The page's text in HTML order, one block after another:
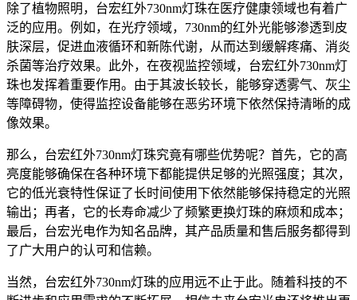
除了植物照明，台宏红外730nm灯珠在医疗健康领域也有着广
泛的应用。例如，在光疗领域，730nm的红外光能够渗透到皮
肤深层，促进血液循环和新陈代谢，从而达到缓解疼痛、消炎
杀菌等治疗效果。此外，在夜视监控领域，台宏红外730nm灯
珠也发挥着重要作用。由于其波长较长，能够穿透雾气、灰尘
等障碍物，使得监控设备能够在恶劣环境下依然保持清晰的成
像效果。
那么，台宏红外730nm灯珠究竟有哪些优势呢？首先，它的高
亮度能够确保在各种环境下都能提供足够的光照强度；其次，
它的低光衰特性保证了长时间使用下依然能够保持稳定的光照
输出；再者，它的长寿命减少了频繁更换灯珠的麻烦和成本；
最后，台宏光电作为知名品牌，其产品质量和售后服务都得到
了广大用户的认可和信赖。
当然，台宏红外730nm灯珠的应用远不止于此。随着科技的不